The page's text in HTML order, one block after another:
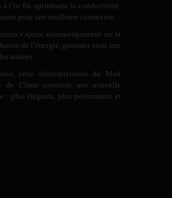
à l’or fin optimisant la conductivité,
pour une meilleure connexion.
s’ajuste automatiquement sur la
de l’énergie, générant ainsi une
arômes.
cette réinterprétation du Mod
de 15mm constitue une nouvelle
: plus élégants, plus performants et